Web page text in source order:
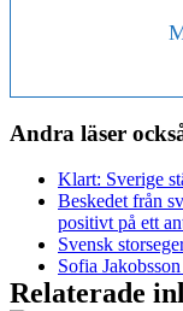
Andra läser
Klart: Sverige
Beskedet från
positivt på ett
Svensk
Sofia
Relaterade